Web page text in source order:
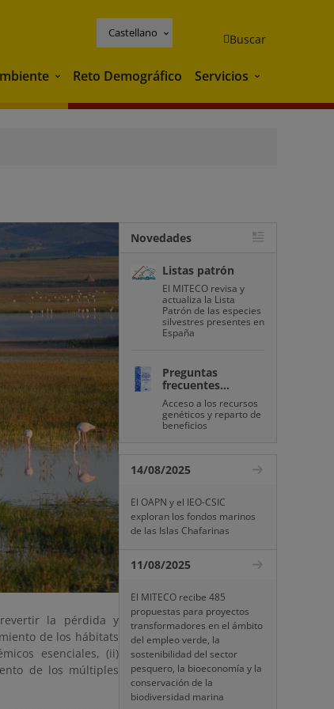
Castellano Buscar
Medio Ambiente
Reto Demográfico Servicios Servicios
la pérdida y
de los hábitats
esenciales, (ii)
de los múltiples
Novedades
Listas patrón
El MITECO revisa y
actualiza la Lista
Patrón de las especies
silvestres presentes en
España
Preguntas
frecuentes...
Acceso a los recursos
genéticos y reparto de
beneficios
14/08/2025
El OAPN y el IEO-CSIC
exploran los fondos marinos
de las Islas Chafarinas
11/08/2025
El MITECO recibe 485
propuestas para proyectos
transformadores en el ámbito
del empleo verde, la
sostenibilidad del sector
pesquero, la bioeconomía y la
conservación de la
biodiversidad marina